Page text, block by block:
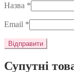
Назва *
Email *
Супутні